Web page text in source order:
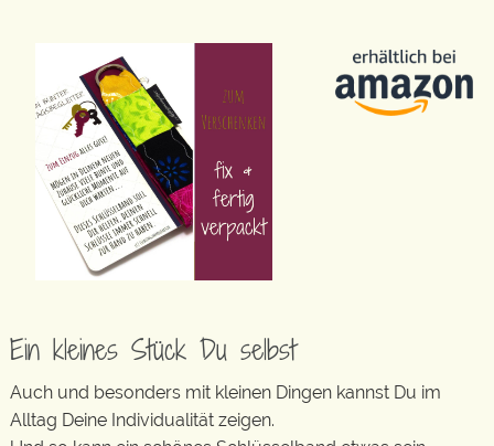
Ein kleines Stück Du selbst
Auch und besonders mit kleinen Dingen kannst Du im
Alltag Deine Individualität zeigen.